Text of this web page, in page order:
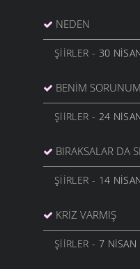
NEDEN
ŞIIRLER - 30
BENIM SORUNUM
ŞIIRLER - 24
BIRAKSALAR DA
ŞIIRLER - 14
KRIZ VARMIŞ
ŞIIRLER - 7 NISAN